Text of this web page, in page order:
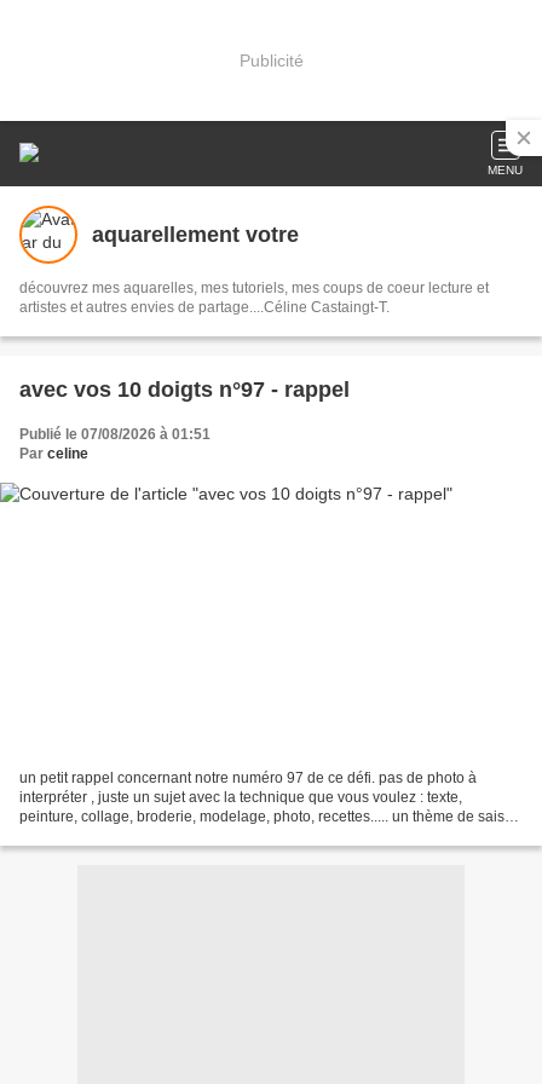
Publicité
MENU
aquarellement votre
découvrez mes aquarelles, mes tutoriels, mes coups de coeur lecture et
artistes et autres envies de partage....Céline Castaingt-T.
avec vos 10 doigts n°97 - rappel
Publié le 07/08/2026 à 01:51
Par celine
un petit rappel concernant notre numéro 97 de ce défi. pas de photo à
interpréter , juste un sujet avec la technique que vous voulez : texte,
peinture, collage, broderie, modelage, photo, recettes..... un thème de saison